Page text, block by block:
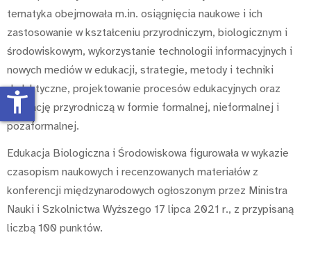
tematyka obejmowała m.in. osiągnięcia naukowe i ich
zastosowanie w kształceniu przyrodniczym, biologicznym i
środowiskowym, wykorzystanie technologii informacyjnych i
nowych mediów w edukacji, strategie, metody i techniki
dydaktyczne, projektowanie procesów edukacyjnych oraz
edukację przyrodniczą w formie formalnej, nieformalnej i
pozaformalnej.
Edukacja Biologiczna i Środowiskowa figurowała w wykazie
czasopism naukowych i recenzowanych materiałów z
konferencji międzynarodowych ogłoszonym przez Ministra
Nauki i Szkolnictwa Wyższego 17 lipca 2021 r., z przypisaną
liczbą 100 punktów.
accessibility_new